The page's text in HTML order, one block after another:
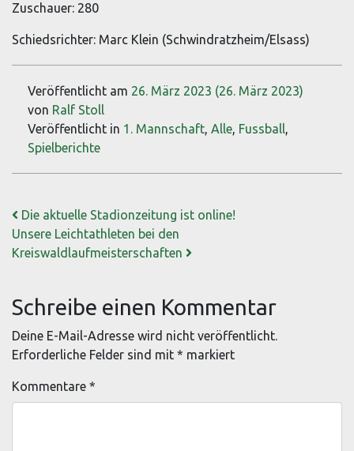
Zuschauer: 280
Schiedsrichter: Marc Klein (Schwindratzheim/Elsass)
Veröffentlicht am 26. März 2023 (26. März 2023)
von Ralf Stoll
Veröffentlicht in 1. Mannschaft, Alle, Fussball,
Spielberichte
Beitrags-Navigation
Die aktuelle Stadionzeitung ist online!
Unsere Leichtathleten bei den
Kreiswaldlaufmeisterschaften
Schreibe einen Kommentar
Deine E-Mail-Adresse wird nicht veröffentlicht.
Erforderliche Felder sind mit * markiert
Kommentare *